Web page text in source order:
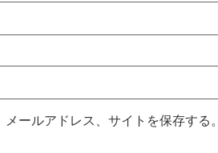
ールアドレス、サイトを保存する。